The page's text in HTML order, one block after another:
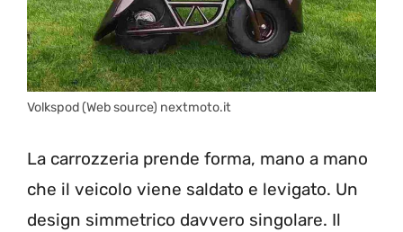
Volkspod (Web source) nextmoto.it
La carrozzeria prende forma, mano a mano
che il veicolo viene saldato e levigato. Un
design simmetrico davvero singolare. Il